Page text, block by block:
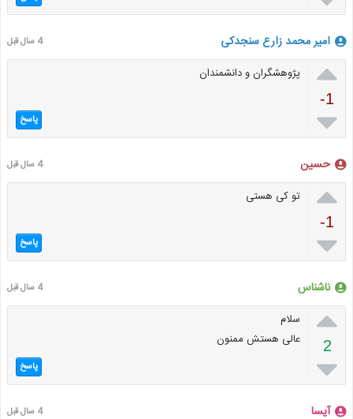
امیر محمد زارع سنجدکی 4 سال قبل

-1

پژوهشگران و دانشمندان
پاسخ
حسین 4 سال قبل

-1

تو کی هستی
پاسخ
ناشناس 4 سال قبل

2

سلام
عالی هستش ممنون
پاسخ
آیسا 4 سال قبل